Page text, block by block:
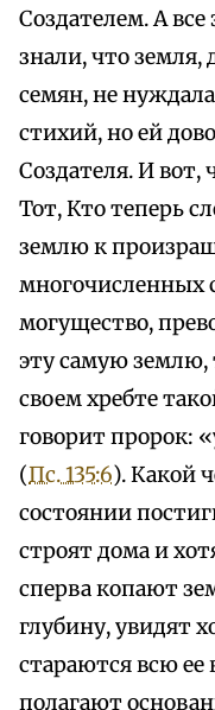
Создателем. А
знали, что земля,
семян, не
стихий, но ей
Создателя. И вот,
Тот, Кто теперь
землю к
многочисленных
могущество,
эту самую
своем хребте
говорит пророк: «
(Пс. 135:6). Какой
состоянии
строят дома и
сперва копают
глубину, увидят
стараются всю
полагают